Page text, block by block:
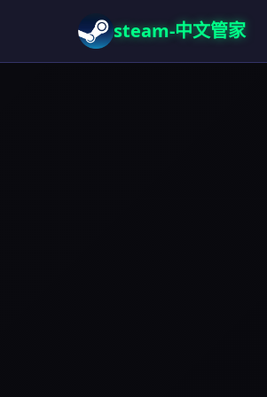
steam-中文管家